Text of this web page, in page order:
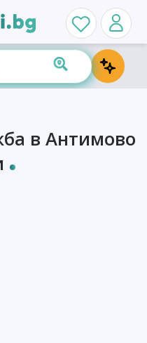
в Антимово